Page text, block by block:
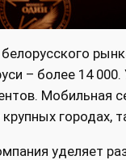
– более 14
Мобильная
городах,
уделяет